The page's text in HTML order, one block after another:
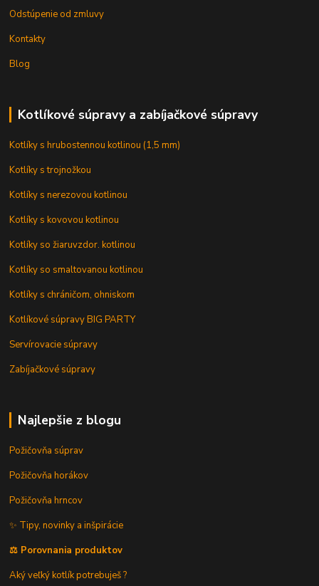
Odstúpenie od zmluvy
Kontakty
Blog
Kotlíkové súpravy a zabíjačkové súpravy
Kotlíky s hrubostennou kotlinou (1,5 mm)
Kotlíky s trojnožkou
Kotlíky s nerezovou kotlinou
Kotlíky s kovovou kotlinou
Kotlíky so žiaruvzdor. kotlinou
Kotlíky so smaltovanou kotlinou
Kotlíky s chráničom, ohniskom
Kotlíkové súpravy BIG PARTY
Servírovacie súpravy
Zabíjačkové súpravy
Najlepšie z blogu
Požičovňa súprav
Požičovňa horákov
Požičovňa hrncov
✨ Tipy, novinky a inšpirácie
⚖️ Porovnania produktov
Aký veľký kotlík potrebuješ ?